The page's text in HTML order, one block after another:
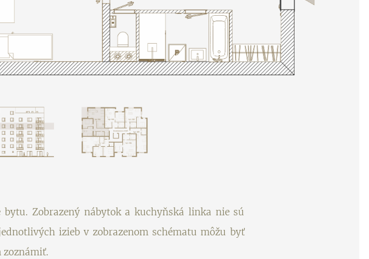
bytu. Zobrazený nábytok a kuchyňská linka nie sú
izieb v zobrazenom schématu môžu byť
zoznámiť.